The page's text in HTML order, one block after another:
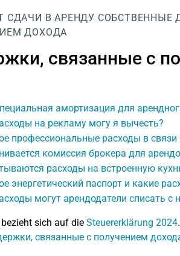
СДАЧИ В АРЕНДУ СОБСТВЕННЫЕ
ДОХОДА
связанные с
амортизация для
на рекламу могу я вычесть?
профессиональные расходы в
комиссия брокера для
расходы на встроенную
энергетический паспорт и какие
могут арендодатели списать с
bezieht sich auf die Steuererklärung 2024
связанные с получением